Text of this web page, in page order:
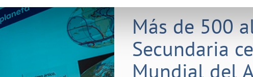
obras
VER TODAS LAS GESTIONES
e impresos
Más de 500
Secundaria
Mundial del